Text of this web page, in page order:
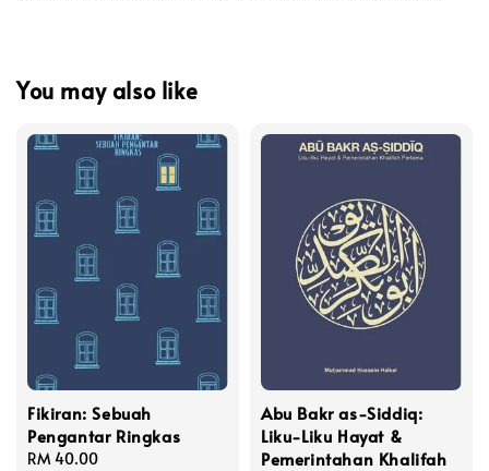
You may also like
Fikiran: Sebuah
Pengantar Ringkas
Regular
RM 40.00
Abu Bakr as-Siddiq:
Liku-Liku Hayat &
Pemerintahan Khalifah